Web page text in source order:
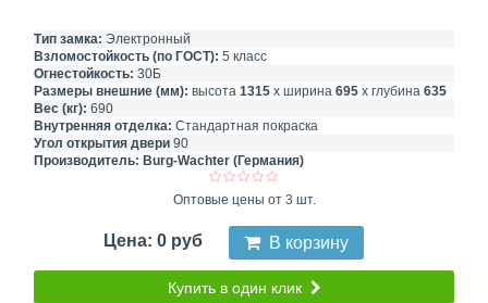
Тип замка: Электронный
Взломостойкость (по ГОСТ): 5 класс
Огнестойкость: 30Б
Размеры внешние (мм): высота 1315 х ширина 695 х глубина 635
Вес (кг): 690
Внутренняя отделка: Стандартная покраска
Угол открытия двери 90
Производитель: Burg-Wachter (Германия)
Оптовые цены от 3 шт.
Цена: 0 руб В корзину
Купить в один клик